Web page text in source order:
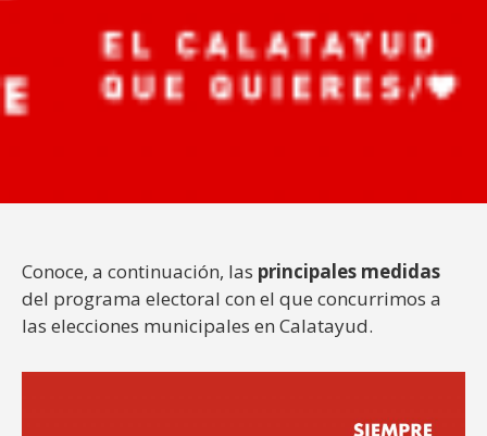
Conoce, a continuación, las principales medidas
del programa electoral con el que concurrimos a
las elecciones municipales en Calatayud.